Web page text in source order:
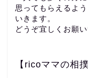
思ってもらえるよ
いきます。
どうぞ宜しくお願
【ricoママの相